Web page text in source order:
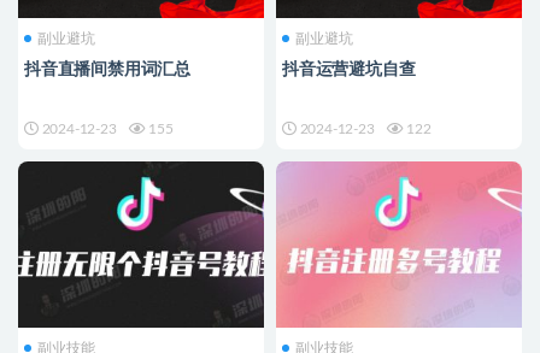
副业避坑
抖音直播间禁用词汇总
2024-12-23 155
副业避坑
抖音运营避坑自查
2024-12-23 122
副业技能 副业技能